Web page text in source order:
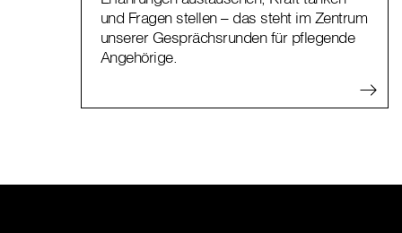
und Fragen stellen – das steht im Zentrum
unserer Gesprächsrunden für pflegende
Angehörige.